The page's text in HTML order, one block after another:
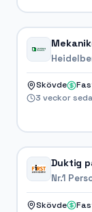
Skövde
3 veckor
Duktig
Nr.1
Skövde